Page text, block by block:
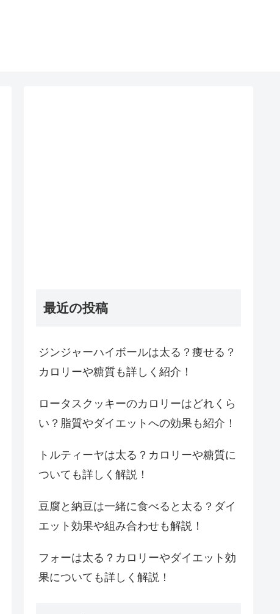
最近の投稿
ジンジャーハイボールは太る？痩せる？
カロリーや糖質も詳しく紹介！
ロータスクッキーのカロリーはどれくら
い？脂質やダイエットへの効果も紹介！
トルティーヤは太る？カロリーや糖質に
ついても詳しく解説！
豆腐と納豆は一緒に食べると太る？ダイ
エット効果や組み合わせも解説！
フォーは太る？カロリーやダイエット効
果についても詳しく解説！